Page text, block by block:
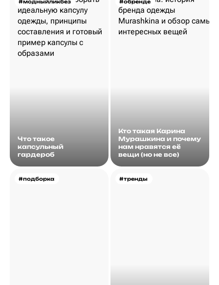
#модныйликбез
Что такое
капсульный
гардероб
#обренде
Кто такая Карина
Мурашкина и почему
нам нравятся её
вещи (но не все)
#подборка #тренды